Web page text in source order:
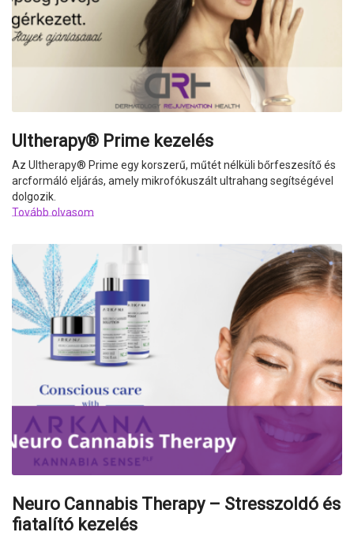
Ultherapy® Prime kezelés
Az Ultherapy® Prime egy korszerű, műtét nélküli bőrfeszesítő és
arcformáló eljárás, amely mikrofókuszált ultrahang segítségével
dolgozik.
Tovább olvasom
Neuro Cannabis Therapy – Stresszoldó és
fiatalító kezelés